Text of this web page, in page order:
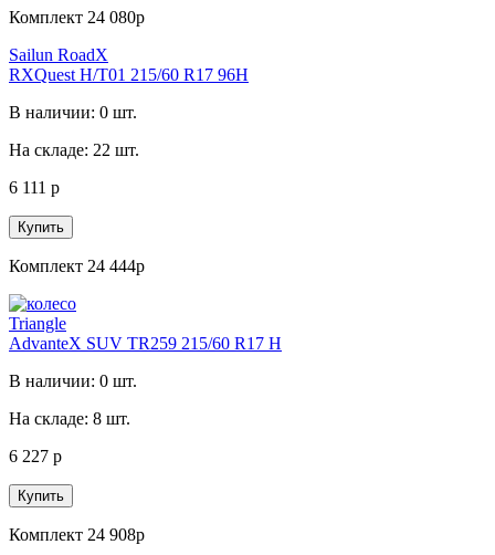
Комплект 24 080р
Sailun RoadX
RXQuest H/T01 215/60 R17 96H
В наличии: 0 шт.
На складе: 22 шт.
6 111 р
Купить
Комплект 24 444р
Triangle
AdvanteX SUV TR259 215/60 R17 H
В наличии: 0 шт.
На складе: 8 шт.
6 227 р
Купить
Комплект 24 908р